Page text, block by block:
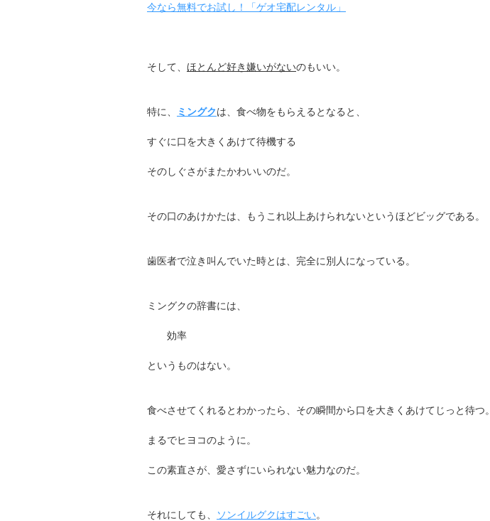
今なら無料でお試し！「ゲオ宅配レンタル」
そして、 ほとんど好き嫌いがないのもいい。
特に、 ミングクは、食べ物をもらえるとなると、
すぐに口を大きくあけて待機する
そのしぐさがまたかわいいのだ。
その口のあけかたは、もうこれ以上あけられないというほどビッグである。
歯医者で泣き叫んでいた時とは、完全に別人になっている。
ミングクの辞書には、
効率
というものはない。
食べさせてくれるとわかったら、その瞬間から口を大きくあけてじっと待つ。
まるでヒヨコのように。
この素直さが、愛さずにいられない魅力なのだ。
それにしても、 ソンイルグクはすごい。